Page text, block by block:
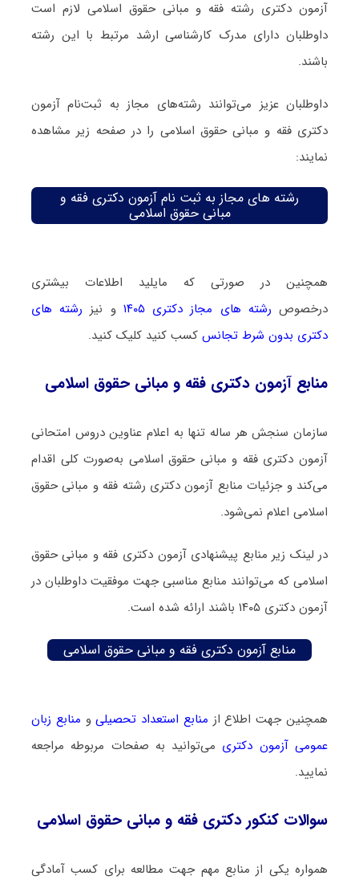
آزمون دکتری رشته فقه و مبانی حقوق اسلامی لازم است
داوطلبان دارای مدرک کارشناسی ارشد مرتبط با این رشته
باشند.
داوطلبان عزیز می‌توانند رشته‌های مجاز به ثبت‌نام آزمون
دکتری فقه و مبانی حقوق اسلامی را در صفحه زیر مشاهده
نمایند:
رشته های مجاز به ثبت نام آزمون دکتری فقه و
مبانی حقوق اسلامی
همچنین در صورتی که مایلید اطلاعات بیشتری
درخصوص رشته های مجاز دکتری ۱۴۰۵ و نیز رشته های
دکتری بدون شرط تجانسکسب کنید کلیک کنید.
منابع آزمون دکتری فقه و مبانی حقوق اسلامی
سازمان سنجش هر ساله تنها به اعلام عناوین دروس امتحانی
آزمون دکتری فقه و مبانی حقوق اسلامی به‌صورت کلی اقدام
می‌کند و جزئیات منابع آزمون دکتری رشته فقه و مبانی حقوق
اسلامی اعلام نمی‌شود.
در لینک زیر منابع پیشنهادی آزمون دکتری فقه و مبانی حقوق
اسلامی که می‌توانند منابع مناسبی جهت موفقیت داوطلبان در
آزمون دکتری ۱۴۰۵ باشند ارائه شده است.
منابع آزمون دکتری فقه و مبانی حقوق اسلامی
همچنین جهت اطلاع از منابع استعداد تحصیلیو منابع زبان
عمومی آزمون دکتری می‌توانید به صفحات مربوطه مراجعه
نمایید.
سوالات کنکور دکتری فقه و مبانی حقوق اسلامی
همواره یکی از منابع مهم جهت مطالعه برای کسب آمادگی